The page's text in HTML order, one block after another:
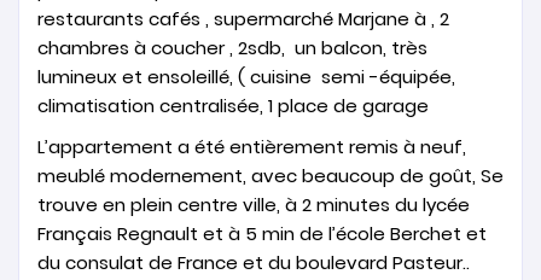
restaurants cafés , supermarché Marjane à , 2
chambres à coucher , 2sdb, un balcon, très
lumineux et ensoleillé, ( cuisine semi -équipée,
climatisation centralisée, 1 place de garage
L’appartement a été entièrement remis à neuf,
meublé modernement, avec beaucoup de goût, Se
trouve en plein centre ville, à 2 minutes du lycée
Français Regnault et à 5 min de l’école Berchet et
du consulat de France et du boulevard Pasteur..